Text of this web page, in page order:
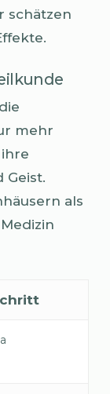
schätzen
mehr
Geist.
als